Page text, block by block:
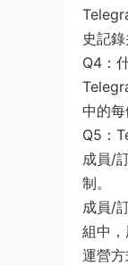
史記
Q4：
中的
Q5：
成員/
制。
成員/
組中，
運營